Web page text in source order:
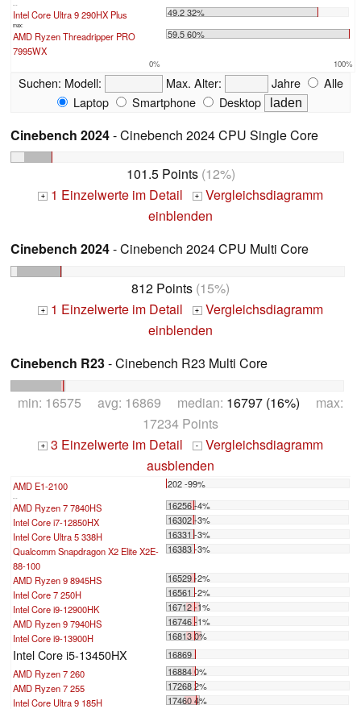
Intel Core Ultra 9 290HX Plus 49.2 32%
max:
AMD Ryzen Threadripper PRO
7995WX
59.5 60%
0% 100%
Suchen: Modell: Max. Alter: Jahre
Alle
Laptop
Smartphone Desktop
Cinebench 2024- Cinebench 2024 CPU Single Core
101.5 Points(12%)
+ 1 Einzelwerte im Detail + Vergleichsdiagramm
einblenden
Cinebench 2024- Cinebench 2024 CPU Multi Core
812 Points (15%)
+ 1 Einzelwerte im Detail + Vergleichsdiagramm
einblenden
Cinebench R23- Cinebench R23 Multi Core
min: 16575 avg: 16869 median: 16797 (16%) max:
17234 Points
+ 3 Einzelwerte im Detail - Vergleichsdiagramm
ausblenden
AMD E1-2100 202 -99%
...
AMD Ryzen 7 7840HS
16256 -4%
Intel Core i7-12850HX
16302 -3%
Intel Core Ultra 5 338H
16331 -3%
Qualcomm Snapdragon X2 Elite X2E-
88-100
16383 -3%
AMD Ryzen 9 8945HS
16529 -2%
Intel Core 7 250H
16561 -2%
Intel Core i9-12900HK
16712 -1%
AMD Ryzen 9 7940HS
16746 -1%
Intel Core i9-13900H
16813 0%
Intel Core i5-13450HX
16869
AMD Ryzen 7 260
16884 0%
AMD Ryzen 7 255
17268 2%
Intel Core Ultra 9 185H
17460 4%